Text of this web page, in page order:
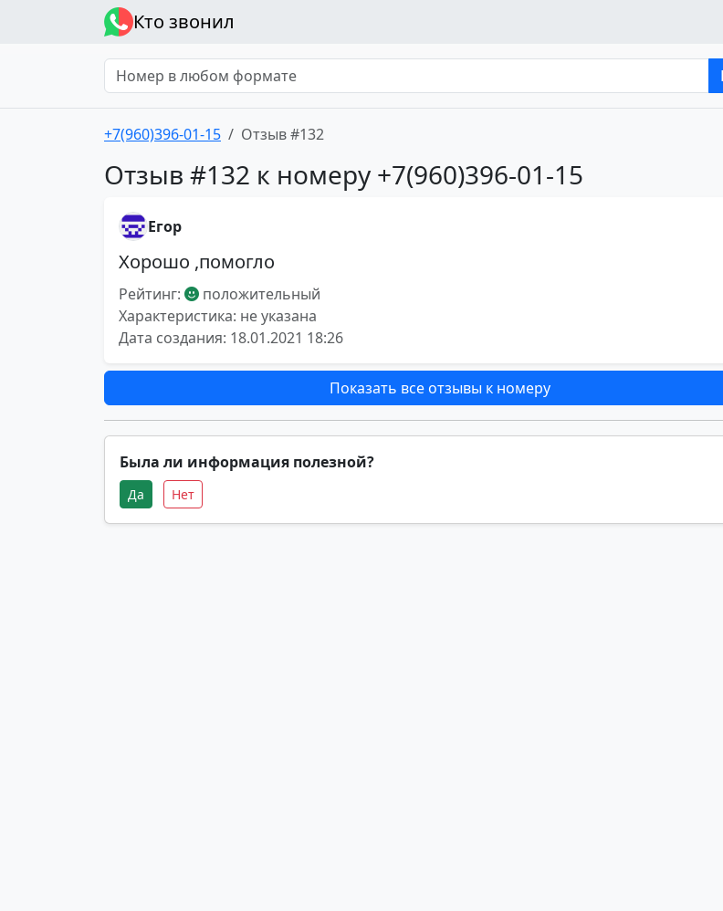
Кто звонил
+7(960)396-01-15 Отзыв #132
Отзыв #132 к номеру +7(960)396-01-15
Егор
Хорошо ,помогло
Рейтинг:
положительный
Характеристика: не указана
Дата создания: 18.01.2021 18:26
Показать все отзывы к номеру
Была ли информация полезной?
Да Нет